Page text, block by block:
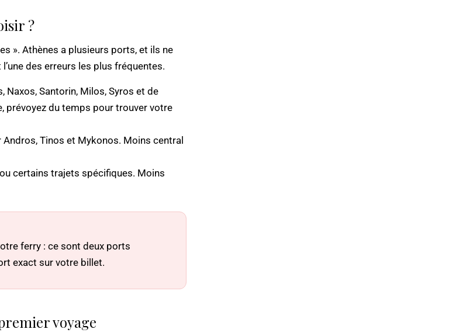
?
». Athènes a plusieurs ports, et ils ne
des erreurs les plus fréquentes.
Naxos, Santorin, Milos, Syros et de
prévoyez du temps pour trouver votre
Tinos et Mykonos. Moins central
certains trajets spécifiques. Moins
ferry : ce sont deux ports
exact sur votre billet.
voyage